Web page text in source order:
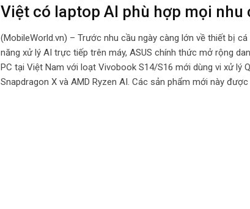
Việt có laptop AI phù hợp mọi nhu
(MobileWorld.vn) – Trước nhu cầu ngày càng lớn về thiết bị
năng xử lý AI trực tiếp trên máy, ASUS chính thức mở rộng
PC tại Việt Nam với loạt Vivobook S14/S16 mới dùng vi xử lý
Snapdragon X và AMD Ryzen AI. Các sản phẩm mới này